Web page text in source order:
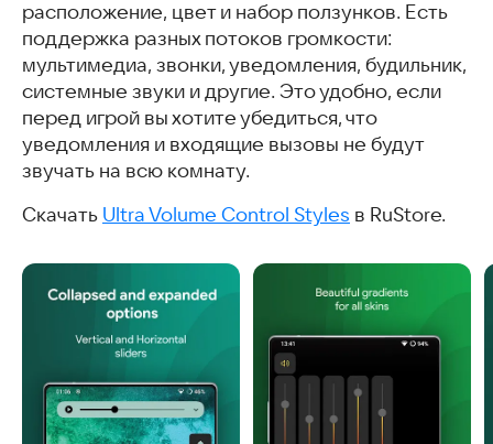
расположение, цвет и набор ползунков. Есть
поддержка разных потоков громкости:
мультимедиа, звонки, уведомления, будильник,
системные звуки и другие. Это удобно, если
перед игрой вы хотите убедиться, что
уведомления и входящие вызовы не будут
звучать на всю комнату.
Скачать Ultra Volume Control Styles в RuStore.